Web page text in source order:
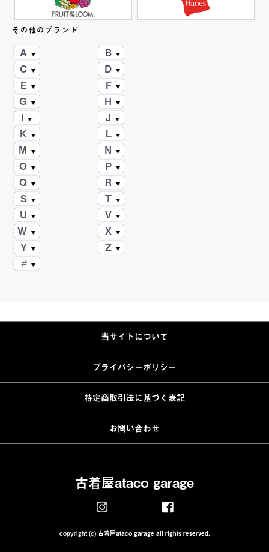
その他のブランド
A
B
C
D
E
F
G
H
J
K
M
N
O
P
Q
R
S
T
U
V
W
X
Y
Z
#
当サイトについて
プライバシーポリシー
特定商取引法に基づく表記
お問い合わせ
古着屋ataco garage
copyright (c) 古着屋ataco garage all rights reserved.